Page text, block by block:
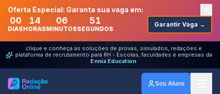
Oferta Especial: Garanta sua vaga em:
00
DIAS
14
HORAS
06
MINUTOS
51
SEGUNDOS
Garantir Vaga →
clique e conheça as soluções de provas, simulados, redações e
plataforma de recrutamento para RH - Escolas, faculdades e empresas da
Ennia Education
Sou Aluno